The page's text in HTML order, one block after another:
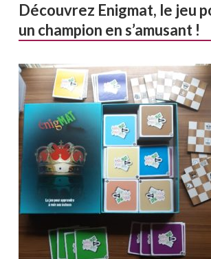
Découvrez Enigmat, le jeu
un champion en s’amusant !